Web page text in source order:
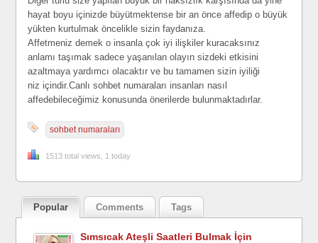
hayat boyu içinizde büyütmektense bir an önce affedip o büyük
yükten kurtulmak öncelikle sizin faydanıza.
Affetmeniz demek o insanla çok iyi ilişkiler kuracaksınız
anlamı taşımak sadece yaşanılan olayın sizdeki etkisini
azaltmaya yardımcı olacaktır ve bu tamamen sizin iyiliği
niz içindir.Canlı sohbet numaraları insanları nasıl
affedebileceğimiz konusunda önerilerde bulunmaktadırlar.
sohbet numaraları
1513 total views, 1 today
Popular Comments Tags
Sımsıcak Ateşli Saatleri Bulmak İçin